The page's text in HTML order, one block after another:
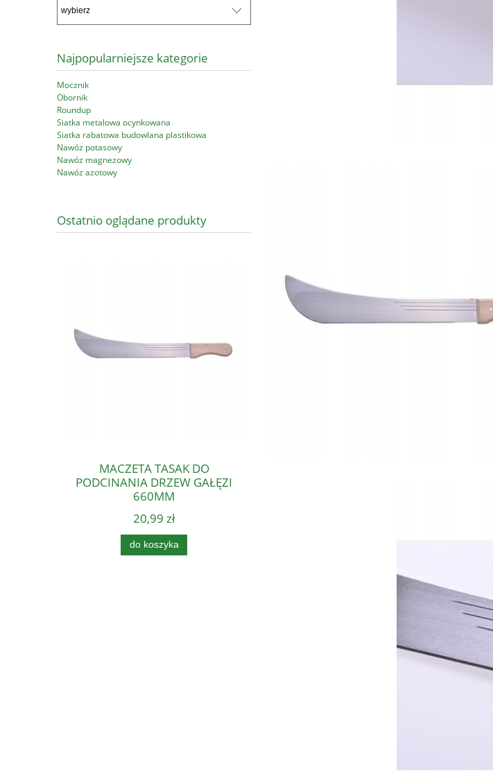
Najpopularniejsze kategorie
Mocznik
Obornik
Roundup
Siatka metalowa ocynkowana
Siatka rabatowa budowlana plastikowa
Nawóz potasowy
Nawóz magnezowy
Nawóz azotowy
Ostatnio oglądane produkty
MACZETA TASAK DO
PODCINANIA DRZEW GAŁĘZI
660MM
20,99 zł
do koszyka